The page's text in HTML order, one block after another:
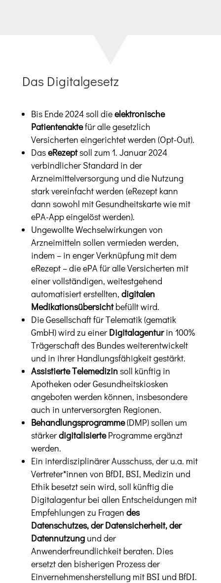
Das Digitalgesetz
Bis Ende 2024 soll dieelektronische
Patientenaktefür alle gesetzlich
Versicherten eingerichtet werden (Opt-Out).
DaseRezeptsoll zum 1. Januar 2024
verbindlicher Standard in der
Arzneimittelversorgung und die Nutzung
stark vereinfacht werden (eRezept kann
dann sowohl mit Gesundheitskarte wie mit
ePA-App eingelöst werden).
Ungewollte Wechselwirkungen von
Arzneimitteln sollen vermieden werden,
indem – in enger Verknüpfung mit dem
eRezept – die ePA für alle Versicherten mit
einer vollständigen, weitestgehend
automatisiert erstellten, digitalen
Medikationsübersichtbefüllt wird.
Die Gesellschaft für Telematik (gematik
GmbH) wird zu einerDigitalagenturin 100%
Trägerschaft des Bundes weiterentwickelt
und in ihrer Handlungsfähigkeit gestärkt.
Assistierte Telemedizinsoll künftig in
Apotheken oder Gesundheitskiosken
angeboten werden können, insbesondere
auch in unterversorgten Regionen.
Behandlungsprogramme(DMP) sollen um
stärkerdigitalisierteProgramme ergänzt
werden.
Ein interdisziplinärer Ausschuss, der u.a. mit
Vertreter*innen von BfDI, BSI, Medizin und
Ethik besetzt sein wird, soll künftig die
Digitalagentur bei allen Entscheidungen mit
Empfehlungen zu Fragen des
Datenschutzes, der Datensicherheit, der
Datennutzungund der
Anwenderfreundlichkeit beraten. Dies
ersetzt den bisherigen Prozess der
Einvernehmensherstellung mit BSI und BfDI.